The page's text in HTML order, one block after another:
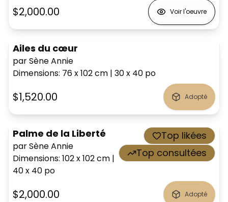
$2,000.00 Voir l'oeuvre
Ailes du cœur
par Sène Annie
Dimensions: 76 x 102cm | 30 x 40 po
$1,520.00 Adopté
Palme de la Liberté
par Sène Annie
Dimensions: 102 x 102cm |
40 x 40 po
Top likées
Top consultées
$2,000.00 Adopté